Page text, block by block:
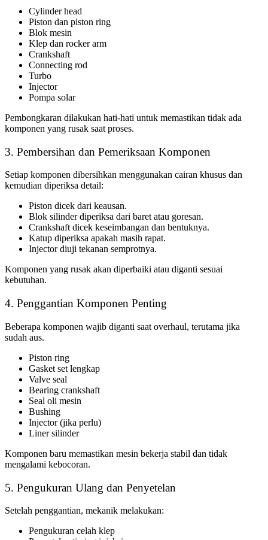
Cylinder head
Piston dan piston ring
Blok mesin
Klep dan rocker arm
Crankshaft
Connecting rod
Turbo
Injector
Pompa solar
Pembongkaran dilakukan hati-hati untuk memastikan tidak ada
komponen yang rusak saat proses.
3. Pembersihan dan Pemeriksaan Komponen
Setiap komponen dibersihkan menggunakan cairan khusus dan
kemudian diperiksa detail:
Piston dicek dari keausan.
Blok silinder diperiksa dari baret atau goresan.
Crankshaft dicek keseimbangan dan bentuknya.
Katup diperiksa apakah masih rapat.
Injector diuji tekanan semprotnya.
Komponen yang rusak akan diperbaiki atau diganti sesuai
kebutuhan.
4. Penggantian Komponen Penting
Beberapa komponen wajib diganti saat overhaul, terutama jika
sudah aus.
Piston ring
Gasket set lengkap
Valve seal
Bearing crankshaft
Seal oli mesin
Bushing
Injector (jika perlu)
Liner silinder
Komponen baru memastikan mesin bekerja stabil dan tidak
mengalami kebocoran.
5. Pengukuran Ulang dan Penyetelan
Setelah penggantian, mekanik melakukan:
Pengukuran celah klep